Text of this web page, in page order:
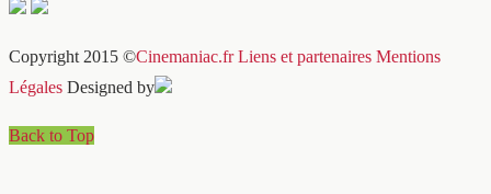
Copyright 2015 ©Cinemaniac.fr Liens et partenaires Mentions
Légales Designed by
Back to Top